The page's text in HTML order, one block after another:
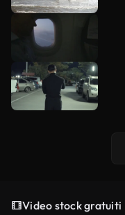
Video stock gratuiti